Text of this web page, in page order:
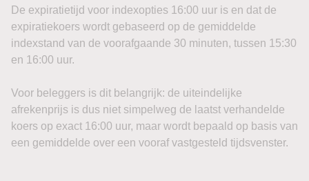
De expiratietijd voor indexopties 16:00 uur is en dat de
expiratiekoers wordt gebaseerd op de gemiddelde
indexstand van de voorafgaande 30 minuten, tussen 15:30
en 16:00 uur.
Voor beleggers is dit belangrijk: de uiteindelijke
afrekenprijs is dus niet simpelweg de laatst verhandelde
koers op exact 16:00 uur, maar wordt bepaald op basis van
een gemiddelde over een vooraf vastgesteld tijdsvenster.